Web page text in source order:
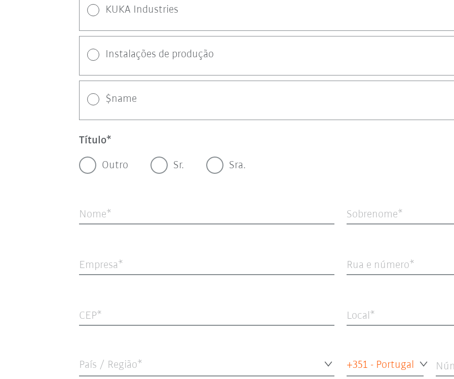
KUKA Industries
Instalações de produção
$name
Título
Outro Sr. Sra.
Nome Sobrenome
Empresa Rua e número
CEP Local
País / Região* +351 - Portugal